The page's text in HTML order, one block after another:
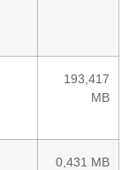
193,417
MB
0,431 MB